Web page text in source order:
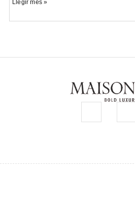
Llegir més »